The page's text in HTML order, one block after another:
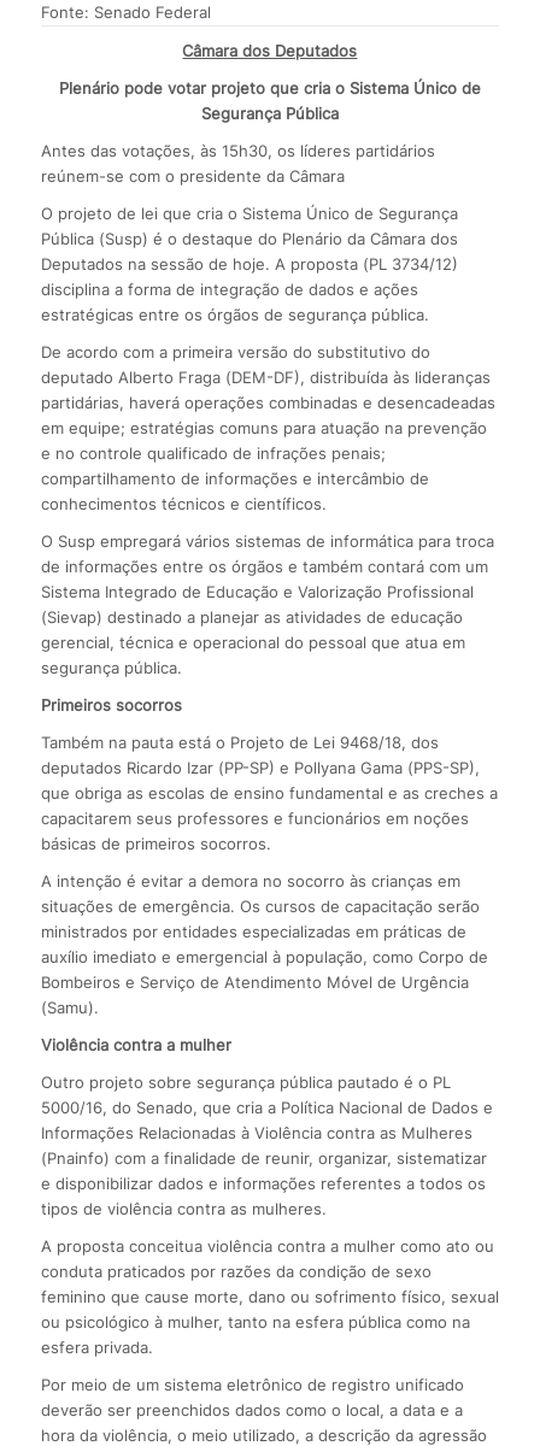
Fonte: Senado Federal
Câmara dos Deputados
Plenário pode votar projeto que cria o Sistema Único de
Segurança Pública
Antes das votações, às 15h30, os líderes partidários
reúnem-se com o presidente da Câmara
O projeto de lei que cria o Sistema Único de Segurança
Pública (Susp) é o destaque do Plenário da Câmara dos
Deputados na sessão de hoje. A proposta (PL 3734/12)
disciplina a forma de integração de dados e ações
estratégicas entre os órgãos de segurança pública.
De acordo com a primeira versão do substitutivo do
deputado Alberto Fraga (DEM-DF), distribuída às lideranças
partidárias, haverá operações combinadas e desencadeadas
em equipe; estratégias comuns para atuação na prevenção
e no controle qualificado de infrações penais;
compartilhamento de informações e intercâmbio de
conhecimentos técnicos e científicos.
O Susp empregará vários sistemas de informática para troca
de informações entre os órgãos e também contará com um
Sistema Integrado de Educação e Valorização Profissional
(Sievap) destinado a planejar as atividades de educação
gerencial, técnica e operacional do pessoal que atua em
segurança pública.
Primeiros socorros
Também na pauta está o Projeto de Lei 9468/18, dos
deputados Ricardo Izar (PP-SP) e Pollyana Gama (PPS-SP),
que obriga as escolas de ensino fundamental e as creches a
capacitarem seus professores e funcionários em noções
básicas de primeiros socorros.
A intenção é evitar a demora no socorro às crianças em
situações de emergência. Os cursos de capacitação serão
ministrados por entidades especializadas em práticas de
auxílio imediato e emergencial à população, como Corpo de
Bombeiros e Serviço de Atendimento Móvel de Urgência
(Samu).
Violência contra a mulher
Outro projeto sobre segurança pública pautado é o PL
5000/16, do Senado, que cria a Política Nacional de Dados e
Informações Relacionadas à Violência contra as Mulheres
(Pnainfo) com a finalidade de reunir, organizar, sistematizar
e disponibilizar dados e informações referentes a todos os
tipos de violência contra as mulheres.
A proposta conceitua violência contra a mulher como ato ou
conduta praticados por razões da condição de sexo
feminino que cause morte, dano ou sofrimento físico, sexual
ou psicológico à mulher, tanto na esfera pública como na
esfera privada.
Por meio de um sistema eletrônico de registro unificado
deverão ser preenchidos dados como o local, a data e a
hora da violência, o meio utilizado, a descrição da agressão